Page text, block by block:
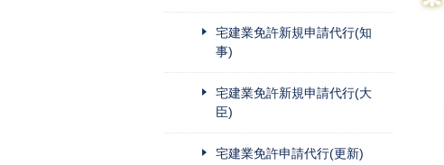
宅建業免許新規申請代行(知
事)
宅建業免許新規申請代行(大
臣)
宅建業免許申請代行(更新)